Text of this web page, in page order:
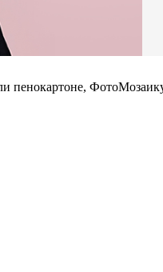
пенокартоне,